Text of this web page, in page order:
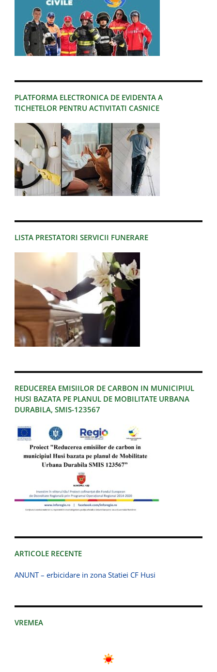
PLATFORMA ELECTRONICA DE EVIDENTA A
TICHETELOR PENTRU ACTIVITATI CASNICE
LISTA PRESTATORI SERVICII FUNERARE
REDUCEREA EMISIILOR DE CARBON IN MUNICIPIUL
HUSI BAZATA PE PLANUL DE MOBILITATE URBANA
DURABILA, SMIS-123567
ARTICOLE RECENTE
ANUNT – erbicidare in zona Statiei CF Husi
VREMEA